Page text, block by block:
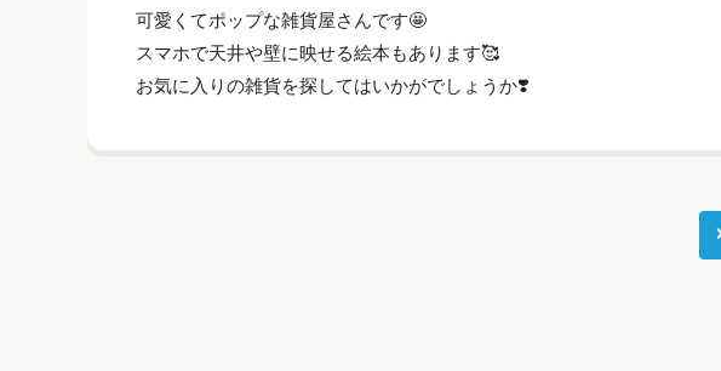
可愛くてポップな雑貨屋さんです🤩
スマホで天井や壁に映せる絵本もあります🥰
お気に入りの雑貨を探してはいかがでしょうか❣️